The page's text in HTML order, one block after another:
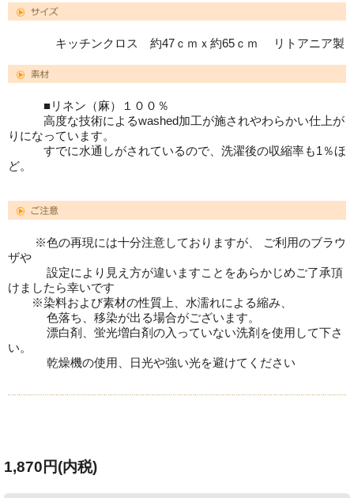
キッチンクロス 約47ｃｍｘ約65ｃｍ リトアニア製
■リネン（麻）１００％
高度な技術によるwashed加工が施されやわらかい仕上が
りになっています。
すでに水通しがされているので、洗濯後の収縮率も1％ほ
ど。
※色の再現には十分注意しておりますが、 ご利用のブラウ
ザや
設定により見え方が違いますことをあらかじめご了承頂
けましたら幸いです
※染料および素材の性質上、水濡れによる縮み、
色落ち、移染が出る場合がございます。
漂白剤、蛍光増白剤の入っていない洗剤を使用して下さ
い。
乾燥機の使用、日光や強い光を避けてください
1,870円(内税)